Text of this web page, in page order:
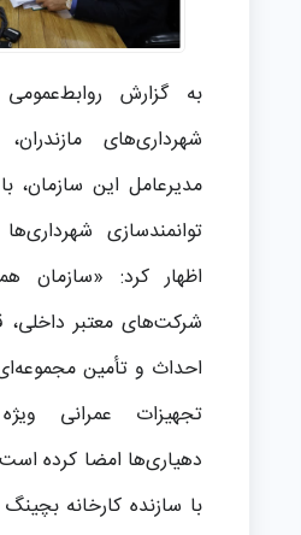
به گزارش
شهرداری‌های
مدیرعامل این سازمان،
توانمندسازی
اظهار کرد: «سازمان
شرکت‌های معتبر داخلی،
احداث و تأمین
تجهیزات عمرانی
دهیاری‌ها امضا کرده
با سازنده کارخانه